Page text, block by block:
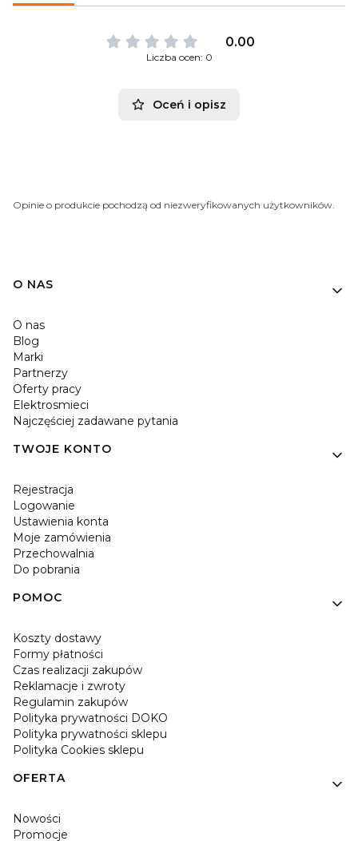
0.00
Liczba ocen: 0
Oceń i opisz
Opinie o produkcie pochodzą od niezweryfikowanych użytkowników.
O NAS
O nas
Blog
Marki
Partnerzy
Oferty pracy
Elektrosmieci
Najczęściej zadawane pytania
TWOJE KONTO
Rejestracja
Logowanie
Ustawienia konta
Moje zamówienia
Przechowalnia
Do pobrania
POMOC
Koszty dostawy
Formy płatności
Czas realizacji zakupów
Reklamacje i zwroty
Regulamin zakupów
Polityka prywatności DOKO
Polityka prywatności sklepu
Polityka Cookies sklepu
OFERTA
Nowości
Promocje